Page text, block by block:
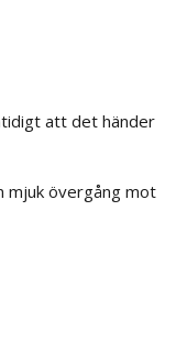
att det händer
mjuk övergång mot